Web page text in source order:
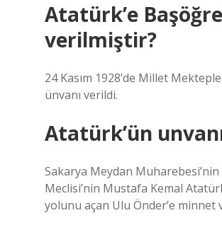
Atatürk’e
verilmiştir?
24 Kasım 1928’de Millet
ünvanı verildi.
Atatürk’ün
Sakarya Meydan Muharebesi’nin
Meclisi’nin Mustafa Kemal
yolunu açan Ulu Önder’e